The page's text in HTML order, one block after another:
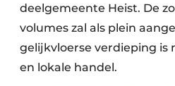
deelgemeente Heist. De
volumes zal als plein
gelijkvloerse verdieping is
en lokale handel.